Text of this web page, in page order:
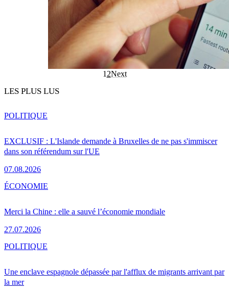
1 2Next
LES PLUS LUS
EXCLUSIF : L'Islande demande à Bruxelles de ne pas s'immiscer
dans son référendum sur l'UE
07.08.2026
POLITIQUE
Merci la Chine : elle a sauvé l’économie mondiale
27.07.2026
ÉCONOMIE
Une enclave espagnole dépassée par l'afflux de migrants arrivant par
la mer
POLITIQUE